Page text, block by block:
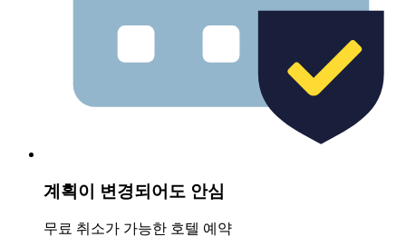
계획이 변경되어도 안심
무료 취소가 가능한 호텔 예약